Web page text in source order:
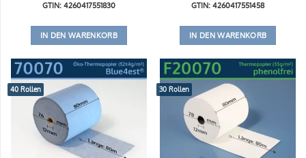
GTIN: 4260417551830
IN DEN WARENKORB
GTIN: 4260417551458
IN DEN WARENKORB
40 Rollen 30 Rollen